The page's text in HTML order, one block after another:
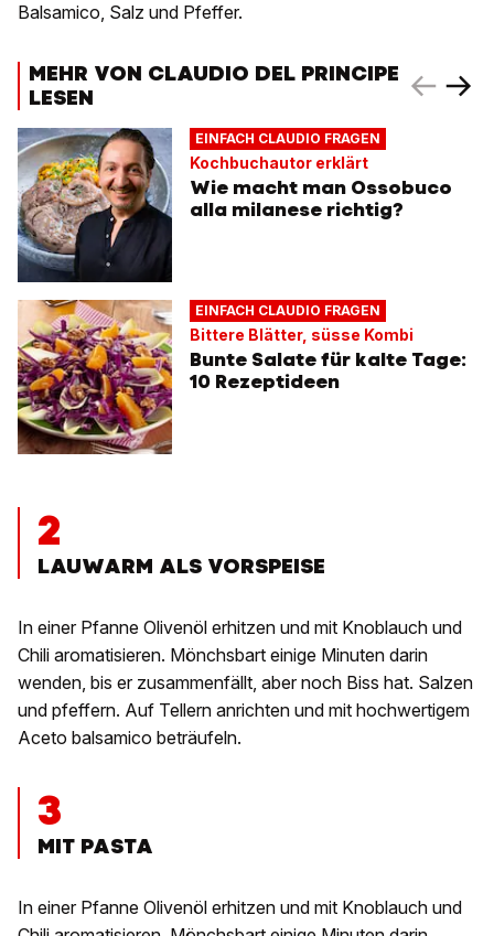
Balsamico, Salz und Pfeffer.
MEHR VON CLAUDIO DEL PRINCIPE
LESEN
EINFACH CLAUDIO FRAGEN
Kochbuchautor erklärt
Wie macht man Ossobuco
alla milanese richtig?
EINFACH CLAUDIO FRAGEN
Bittere Blätter, süsse Kombi
Bunte Salate für kalte Tage:
10 Rezeptideen
2
LAUWARM ALS VORSPEISE
In einer Pfanne Olivenöl erhitzen und mit Knoblauch und
Chili aromatisieren. Mönchsbart einige Minuten darin
wenden, bis er zusammenfällt, aber noch Biss hat. Salzen
und pfeffern. Auf Tellern anrichten und mit hochwertigem
Aceto balsamico beträufeln.
3
MIT PASTA
In einer Pfanne Olivenöl erhitzen und mit Knoblauch und